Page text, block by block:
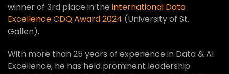
winner of 3rd place in the international Data
Excellence CDQ Award 2024 (University of St.
Gallen).
With more than 25 years of experience in Data & AI
Excellence, he has held prominent leadership